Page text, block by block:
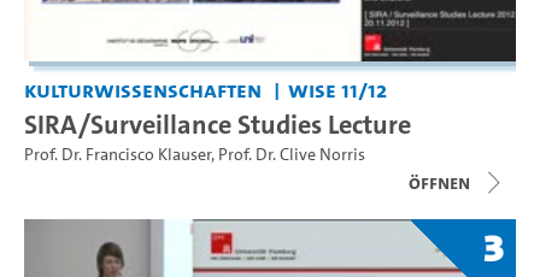
Kulturwissenschaften WiSe 11/12
SIRA/Surveillance Studies Lecture
Prof. Dr. Francisco Klauser, Prof. Dr. Clive Norris
Öffnen
3